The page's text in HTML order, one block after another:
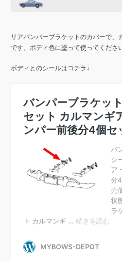
リアバンパーブラケットのカバーで、
です。ボディ色に塗って使ってくださ
ボディとのシールはコチラ↓